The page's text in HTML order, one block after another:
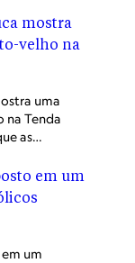
uma
Tenda
as
um